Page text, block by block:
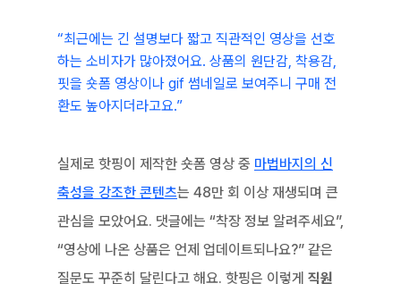
“최근에는 긴 설명보다 짧고 직관적인 영상을 선호
하는 소비자가 많아졌어요. 상품의 원단감, 착용감,
핏을 숏폼 영상이나 gif 썸네일로 보여주니 구매 전
환도 높아지더라고요.”
실제로 핫핑이 제작한 숏폼 영상 중 마법바지의 신
축성을 강조한 콘텐츠는 48만 회 이상 재생되며 큰
관심을 모았어요. 댓글에는 “착장 정보 알려주세요”,
“영상에 나온 상품은 언제 업데이트되나요?” 같은
질문도 꾸준히 달린다고 해요. 핫핑은 이렇게 직원